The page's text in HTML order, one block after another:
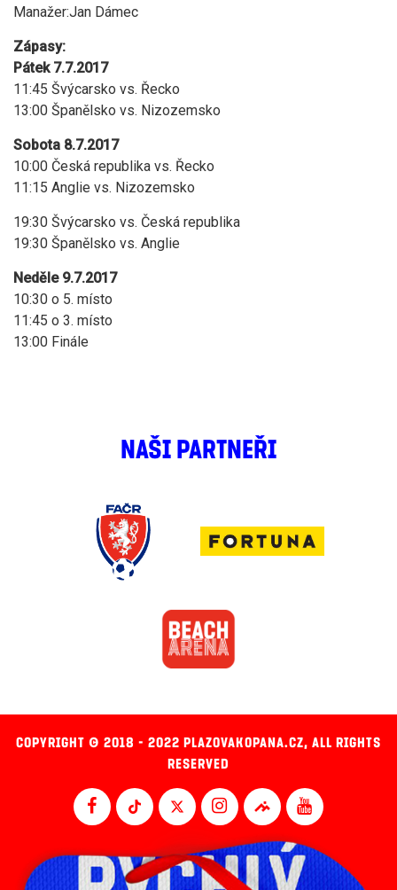
Manažer:Jan Dámec
Zápasy:
Pátek 7.7.2017
11:45 Švýcarsko vs. Řecko
13:00 Španělsko vs. Nizozemsko
Sobota 8.7.2017
10:00 Česká republika vs. Řecko
11:15 Anglie vs. Nizozemsko
19:30 Švýcarsko vs. Česká republika
19:30 Španělsko vs. Anglie
Neděle 9.7.2017
10:30 o 5. místo
11:45 o 3. místo
13:00 Finále
NAŠI PARTNEŘI
COPYRIGHT © 2018 - 2022 PLAZOVAKOPANA.CZ, ALL RIGHTS
RESERVED